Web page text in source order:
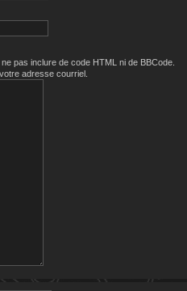
pas inclure de code HTML ni de BBCode.
adresse courriel.